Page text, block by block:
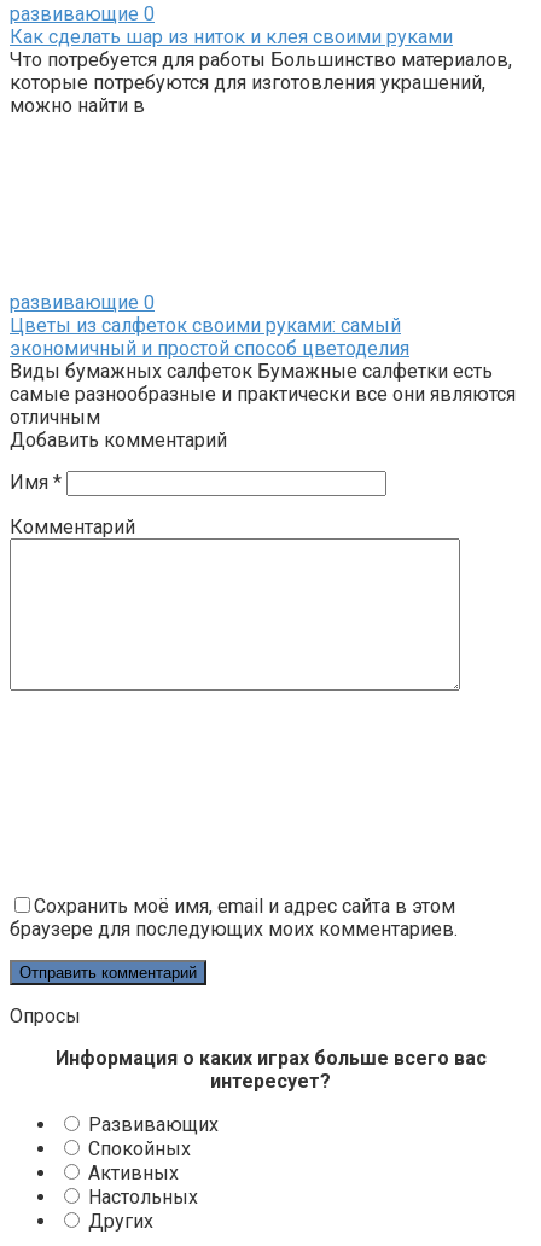
развивающие 0
Как сделать шар из ниток и клея своими руками
Что потребуется для работы Большинство материалов,
которые потребуются для изготовления украшений,
можно найти в
развивающие 0
Цветы из салфеток своими руками: самый
экономичный и простой способ цветоделия
Виды бумажных салфеток Бумажные салфетки есть
самые разнообразные и практически все они являются
отличным
Добавить комментарий
Имя *
Комментарий
Сохранить моё имя, email и адрес сайта в этом
браузере для последующих моих комментариев.
Опросы
Информация о каких играх больше всего вас
интересует?
Развивающих
Спокойных
Активных
Настольных
Других